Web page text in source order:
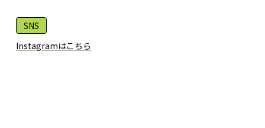
SNS
Instagramはこちら